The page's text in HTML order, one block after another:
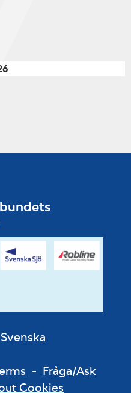
- Fråga/Ask
Cookies